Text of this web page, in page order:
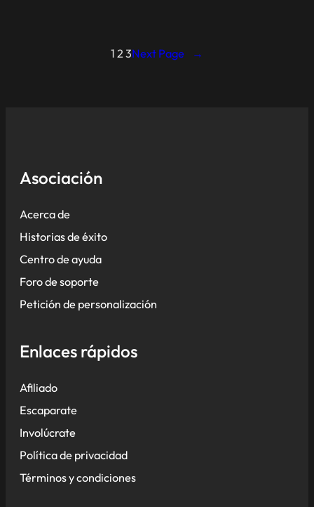
1 2 3Next Page →
Asociación
Acerca de
Historias de éxito
Centro de ayuda
Foro de soporte
Petición de personalización
Enlaces rápidos
Afiliado
Escaparate
Involúcrate
Política de privacidad
Términos y condiciones